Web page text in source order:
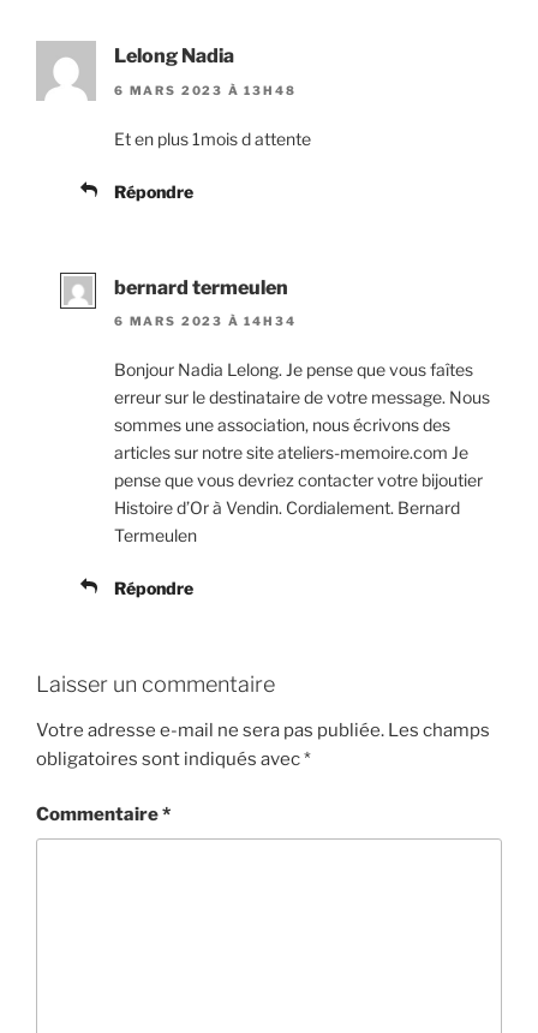
Lelong Nadia
6 MARS 2023 À 13H48
Et en plus 1mois d attente
Répondre
bernard termeulen
6 MARS 2023 À 14H34
Bonjour Nadia Lelong. Je pense que vous faîtes
erreur sur le destinataire de votre message. Nous
sommes une association, nous écrivons des
articles sur notre site ateliers-memoire.com Je
pense que vous devriez contacter votre bijoutier
Histoire d’Or à Vendin. Cordialement. Bernard
Termeulen
Répondre
Laisser un commentaire
Votre adresse e-mail ne sera pas publiée. Les champs
obligatoires sont indiqués avec*
Commentaire*